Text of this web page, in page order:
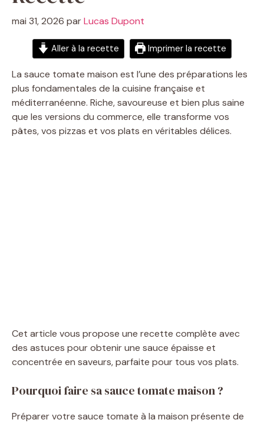
mai 31, 2026 parLucas Dupont
Aller à la recette Imprimer la recette
La sauce tomate maison est l’une des préparations les
plus fondamentales de la cuisine française et
méditerranéenne. Riche, savoureuse et bien plus saine
que les versions du commerce, elle transforme vos
pâtes, vos pizzas et vos plats en véritables délices.
Cet article vous propose une recette complète avec
des astuces pour obtenir une sauce épaisse et
concentrée en saveurs, parfaite pour tous vos plats.
Pourquoi faire sa sauce tomate maison ?
Préparer votre sauce tomate à la maison présente de